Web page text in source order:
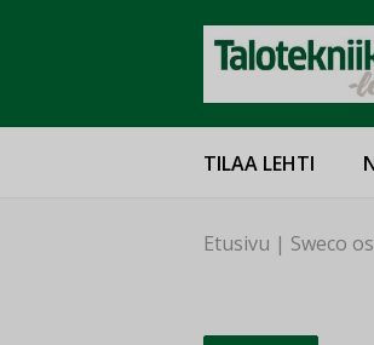
TILAA LEHTI
Etusivu | Sweco